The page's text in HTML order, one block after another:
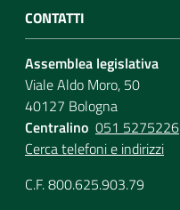
CONTATTI
Assemblea legislativa
Viale Aldo Moro, 50
40127 Bologna
Centralino 051 5275226
Cerca telefoni e indirizzi
C.F. 800.625.903.79